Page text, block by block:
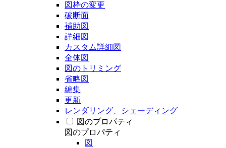
図枠の変更
破断面
補助図
詳細図
カスタム詳細図
全体図
図のトリミング
省略図
編集
更新
レンダリング、シェーディング
図のプロパティ
図のプロパティ
図